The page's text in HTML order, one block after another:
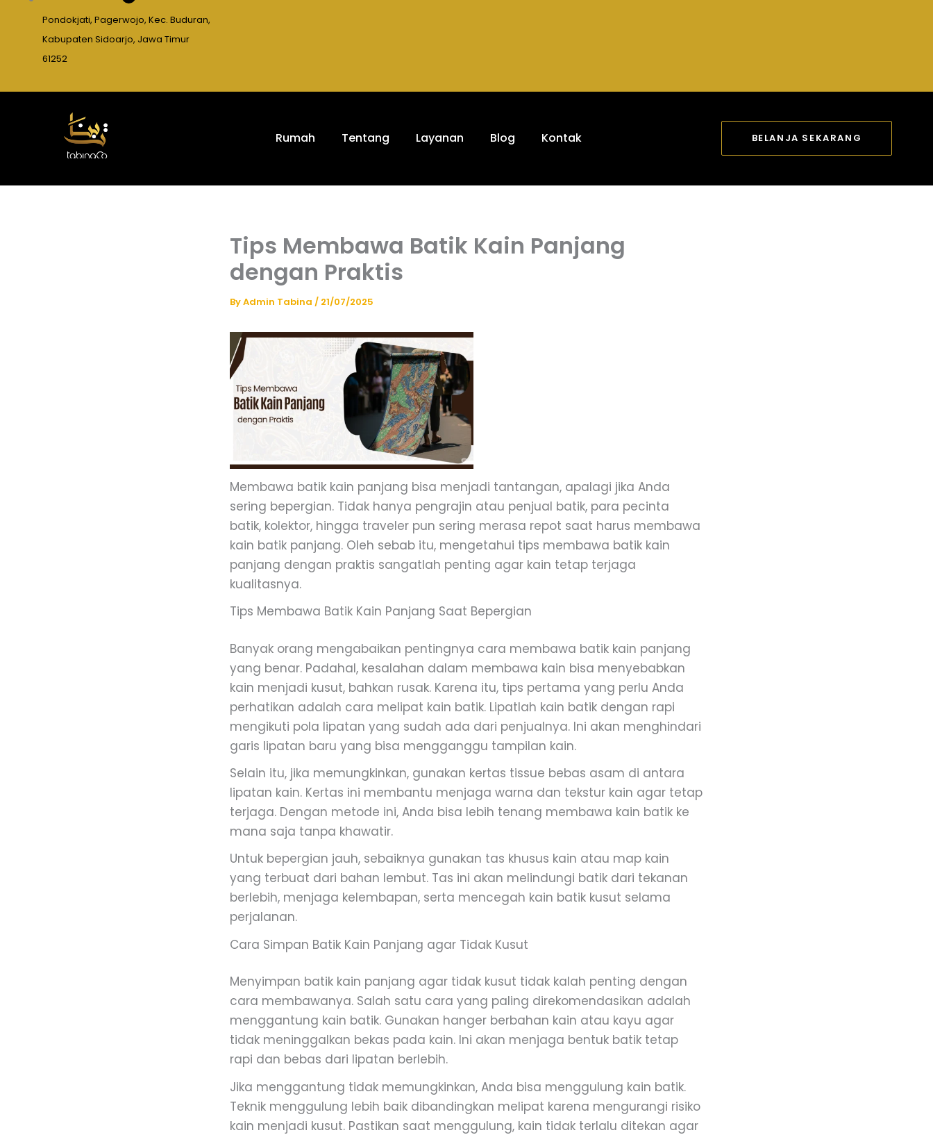
Pondokjati, Pagerwojo, Kec. Buduran,
Kabupaten Sidoarjo, Jawa Timur
61252
Rumah Tentang Layanan Blog Kontak BELANJA SEKARANG
Tips Membawa Batik Kain Panjang
dengan Praktis
ByAdmin Tabina / 21/07/2025
Membawa batik kain panjang bisa menjadi tantangan, apalagi jika Anda
sering bepergian. Tidak hanya pengrajin atau penjual batik, para pecinta
batik, kolektor, hingga traveler pun sering merasa repot saat harus membawa
kain batik panjang. Oleh sebab itu, mengetahui tips membawa batik kain
panjang dengan praktis sangatlah penting agar kain tetap terjaga
kualitasnya.
Tips Membawa Batik Kain Panjang Saat Bepergian
Banyak orang mengabaikan pentingnya cara membawa batik kain panjang
yang benar. Padahal, kesalahan dalam membawa kain bisa menyebabkan
kain menjadi kusut, bahkan rusak. Karena itu, tips pertama yang perlu Anda
perhatikan adalah cara melipat kain batik. Lipatlah kain batik dengan rapi
mengikuti pola lipatan yang sudah ada dari penjualnya. Ini akan menghindari
garis lipatan baru yang bisa mengganggu tampilan kain.
Selain itu, jika memungkinkan, gunakan kertas tissue bebas asam di antara
lipatan kain. Kertas ini membantu menjaga warna dan tekstur kain agar tetap
terjaga. Dengan metode ini, Anda bisa lebih tenang membawa kain batik ke
mana saja tanpa khawatir.
Untuk bepergian jauh, sebaiknya gunakan tas khusus kain atau map kain
yang terbuat dari bahan lembut. Tas ini akan melindungi batik dari tekanan
berlebih, menjaga kelembapan, serta mencegah kain batik kusut selama
perjalanan.
Cara Simpan Batik Kain Panjang agar Tidak Kusut
Menyimpan batik kain panjang agar tidak kusut tidak kalah penting dengan
cara membawanya. Salah satu cara yang paling direkomendasikan adalah
menggantung kain batik. Gunakan hanger berbahan kain atau kayu agar
tidak meninggalkan bekas pada kain. Ini akan menjaga bentuk batik tetap
rapi dan bebas dari lipatan berlebih.
Jika menggantung tidak memungkinkan, Anda bisa menggulung kain batik.
Teknik menggulung lebih baik dibandingkan melipat karena mengurangi risiko
kain menjadi kusut. Pastikan saat menggulung, kain tidak terlalu ditekan agar